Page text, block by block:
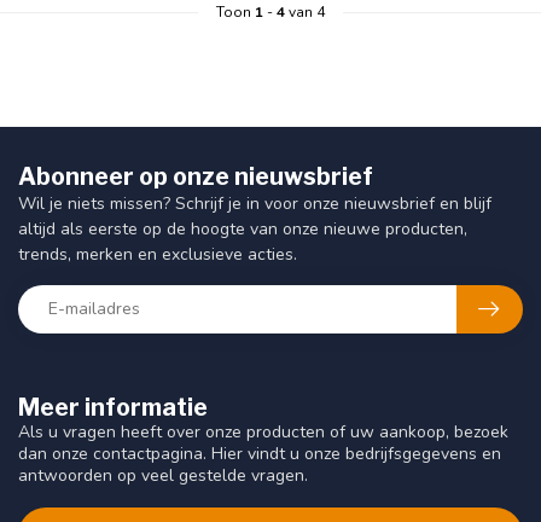
Toon 1-4van 4
Meer informatie
Als u vragen heeft over onze producten of uw aankoop, bezoek
dan onze contactpagina. Hier vindt u onze bedrijfsgegevens en
antwoorden op veel gestelde vragen.
Abonneer op onze nieuwsbrief
Wil je niets missen? Schrijf je in voor onze nieuwsbrief en blijf
altijd als eerste op de hoogte van onze nieuwe producten,
trends, merken en exclusieve acties.